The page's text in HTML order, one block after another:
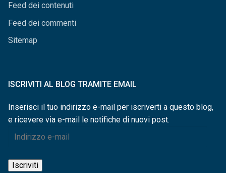
Feed dei contenuti
Feed dei commenti
Sitemap
ISCRIVITI AL BLOG TRAMITE EMAIL
Inserisci il tuo indirizzo e-mail per iscriverti a questo blog,
e ricevere via e-mail le notifiche di nuovi post.
Indirizzo
mail
Iscriviti